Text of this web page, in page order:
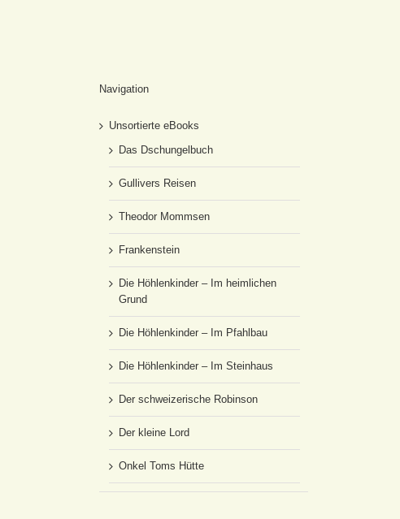
Navigation
Unsortierte eBooks
Das Dschungelbuch
Gullivers Reisen
Theodor Mommsen
Frankenstein
Die Höhlenkinder – Im heimlichen
Grund
Die Höhlenkinder – Im Pfahlbau
Die Höhlenkinder – Im Steinhaus
Der schweizerische Robinson
Der kleine Lord
Onkel Toms Hütte